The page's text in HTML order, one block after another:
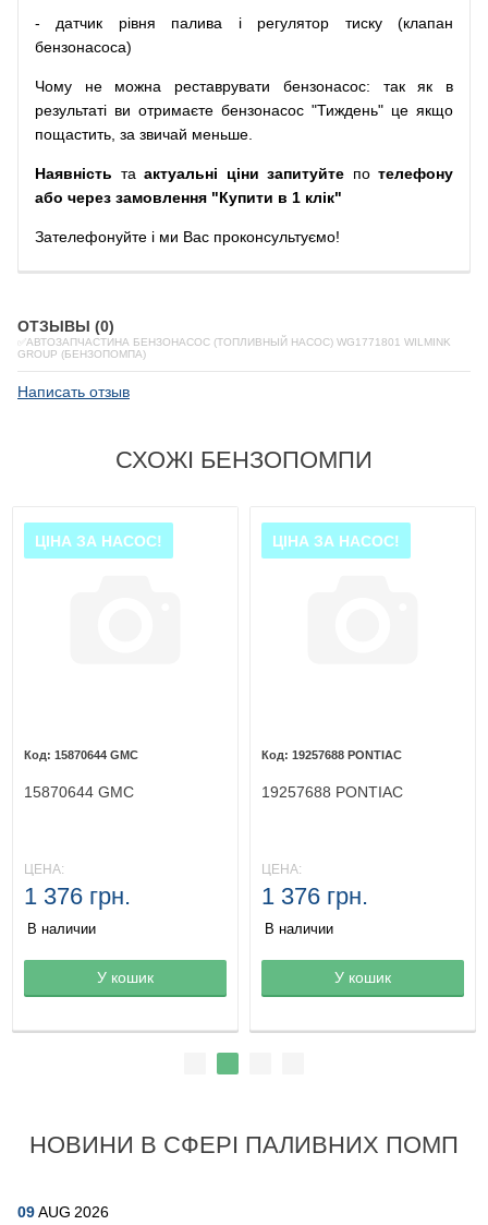
- датчик рівня палива і регулятор тиску (клапан
бензонасоса)
Чому не можна реставрувати бензонасос: так як
в
результаті ви отримаєте бензонасос "Тиждень" це якщо
пощастить, за звичай меньше.
Наявність та актуальні ціни запитуйте по телефону
або через замовлення "Купити в 1 клік"
Зателефонуйте і ми Вас проконсультуємо!
ОТЗЫВЫ (0)
✅АВТОЗАПЧАСТИНА БЕНЗОНАСОС (ТОПЛИВНЫЙ НАСОС) WG1771801 WILMINK
GROUP (БЕНЗОПОМПА)
Написать отзыв
СХОЖІ БЕНЗОПОМПИ
Товар в корзине
ЦІНА ЗА НАСОС!
15870644 GMC
15870644 GMC
ЦЕНА:
1 376 грн.
В наличии
У кошик Товар в корзине
ЦІНА ЗА НАСОС!
19257688 PONTIAC
19257688 PONTIAC
ЦЕНА:
1 376 грн.
В наличии
У кошик
НОВИНИ В СФЕРІ ПАЛИВНИХ ПОМП
09AUG 2026